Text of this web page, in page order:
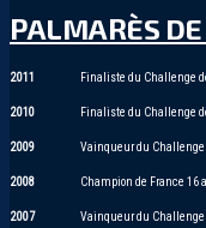
PALMARÈS DE
2011 Finaliste du Challenge
2010 Finaliste du Challenge
2009 Vainqueur du Challenge
2008 Champion de France 16
2007 Vainqueur du Challenge